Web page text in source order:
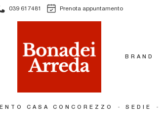
039 617481 Prenota appuntamento
BRAND
CASA CONCOREZZO - SEDIE -